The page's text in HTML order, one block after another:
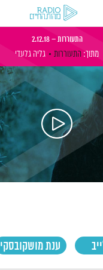
התעוררות – 2.12.18
מתוך: התעוררות גליה גלעדי
ענת מושקובסקי